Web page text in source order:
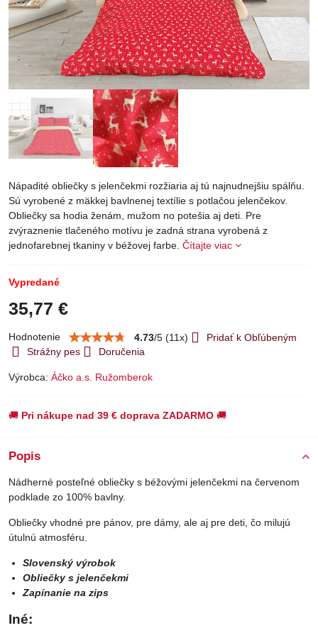
Nápadité obliečky s jelenčekmi rozžiaria aj tú najnudnejšiu spálňu.
Sú vyrobené z mäkkej bavlnenej textílie s potlačou jelenčekov.
Obliečky sa hodia ženám, mužom no potešia aj deti. Pre
zvýraznenie tlačeného motívu je zadná strana vyrobená z
jednofarebnej tkaniny v béžovej farbe. Čítajte viac
Vypredané
35,77 €
Hodnotenie 4.73/5 (11x)
Pridať k Obľúbeným
Strážny pes
Doručenia
Výrobca: Áčko a.s. Ružomberok
🚚 Pri nákupe nad 39 € doprava ZADARMO 🚚
Popis
Nádherné posteľné obliečky s béžovými jelenčekmi na červenom
podklade zo 100% bavlny.
Obliečky vhodné pre pánov, pre dámy, ale aj pre deti, čo milujú
útulnú atmosféru.
Slovenský výrobok
Obliečky s jelenčekmi
Zapínanie na zips
Iné: